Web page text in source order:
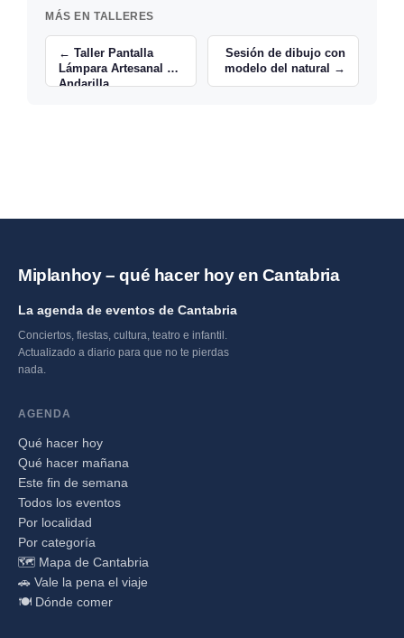
MÁS EN TALLERES
← Taller Pantalla
Lámpara Artesanal en
Andarilla
Sesión de dibujo con
modelo del natural →
Miplanhoy – qué hacer hoy en Cantabria
La agenda de eventos de Cantabria
Conciertos, fiestas, cultura, teatro e infantil.
Actualizado a diario para que no te pierdas
nada.
AGENDA
Qué hacer hoy
Qué hacer mañana
Este fin de semana
Todos los eventos
Por localidad
Por categoría
🗺️ Mapa de Cantabria
🚗 Vale la pena el viaje
🍽️ Dónde comer